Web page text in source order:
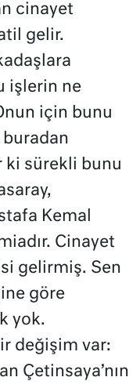
cinayet
gelir.
işlerin ne
için bunu
ki sürekli bunu
Kemal
Cinayet
gelirmiş. Sen
göre
yok.
değişim var:
Çetinsaya’nın